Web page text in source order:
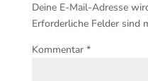
Deine E-Mail-Adresse
Erforderliche Felder sind
Kommentar *